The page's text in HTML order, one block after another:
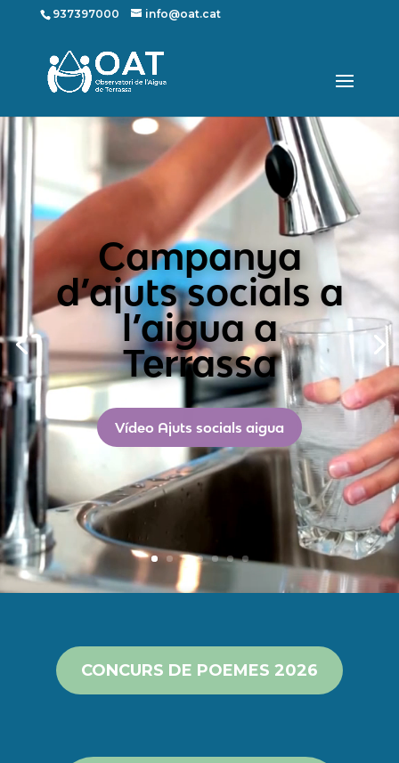
937397000 info@oat.cat
de
Campanya
d’ajuts socials a
l’aigua a
Terrassa
Vídeo Ajuts socials aigua
CONCURS DE POEMES 2026